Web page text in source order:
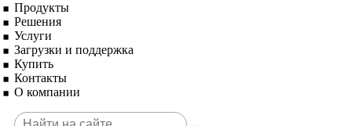
Продукты
Решения
Услуги
Загрузки и поддержка
Купить
Контакты
О компании